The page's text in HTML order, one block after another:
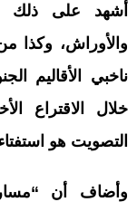
أشهد على ذلك
والأوراش، وكذا
ناخبي الأقاليم
خلال الاقتراع
التصويت هو
وأضاف أن